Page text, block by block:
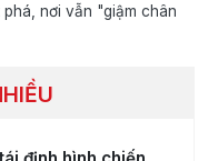
nơi vẫn "giậm chân